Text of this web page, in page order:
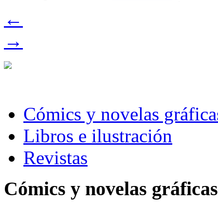
←
→
Cómics y novelas
Libros e ilustración
Revistas
Cómics y novelas gráficas